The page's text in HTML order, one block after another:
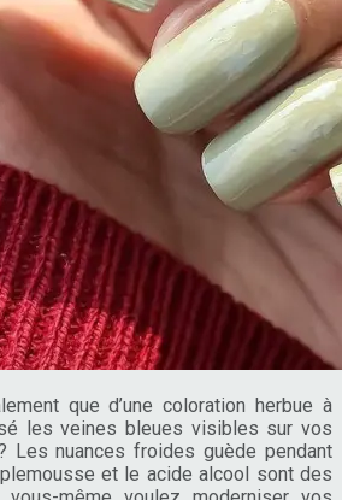
que d’une coloration herbue à
les veines bleues visibles sur vos
Les nuances froides guède pendant
et le acide alcool sont des